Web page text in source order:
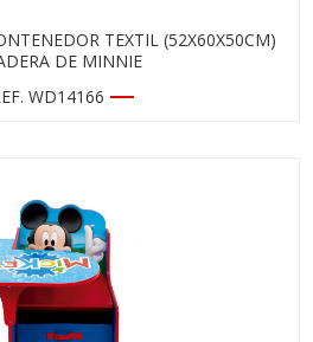
TEXTIL (52X60X50CM)
DE MINNIE
WD14166